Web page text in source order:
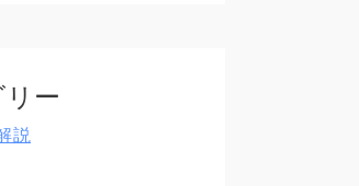
ー
説